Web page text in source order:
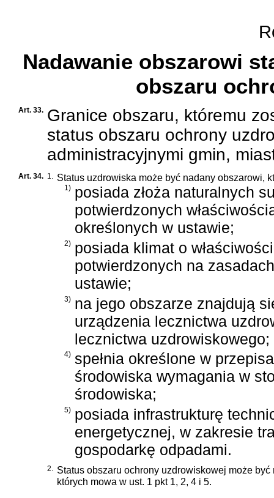
Nadawanie obszarowi
obszaru
Art. 33. Granice obszaru, któremu
status obszaru ochrony
administracyjnymi gmin,
Art. 34. 1. Status uzdrowiska może być nadany obszarowi,
1) posiada złoża naturalnych
potwierdzonych
określonych w ustawie;
2) posiada klimat o
potwierdzonych na
ustawie;
3) na jego obszarze znajdują
urządzenia lecznictwa
lecznictwa uzdrowiskowego;
4) spełnia określone w
środowiska wymagania w
środowiska;
5) posiada infrastrukturę
energetycznej, w zakresie
gospodarkę odpadami.
2. Status obszaru ochrony uzdrowiskowej może
których mowa w ust. 1 pkt 1, 2, 4 i 5.